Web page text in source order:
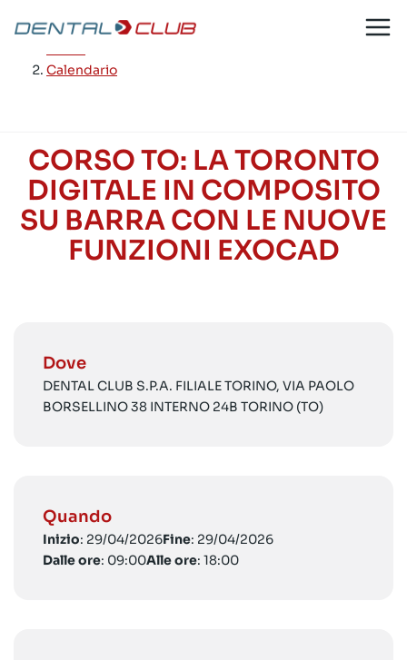
contenuto
Calendario
CORSO TO: LA TORONTO
DIGITALE IN COMPOSITO
SU BARRA CON LE NUOVE
FUNZIONI EXOCAD
Dove
DENTAL CLUB S.P.A. FILIALE TORINO, VIA PAOLO
BORSELLINO 38 INTERNO 24B TORINO (TO)
Quando
Inizio: 29/04/2026Fine: 29/04/2026
Dalle ore: 09:00Alle ore: 18:00